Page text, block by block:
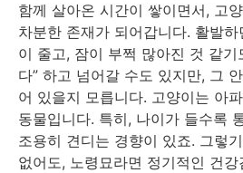
함께 살아온 시간이 쌓이면서, 고
차분한 존재가 되어갑니다. 활발
이 줄고, 잠이 부쩍 많아진 것 같기
다” 하고 넘어갈 수도 있지만, 그
어 있을지 모릅니다. 고양이는 아
동물입니다. 특히, 나이가 들수록
조용히 견디는 경향이 있죠. 그렇
없어도, 노령묘라면 정기적인 건